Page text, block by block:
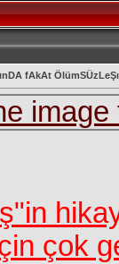
fAkAt
çok